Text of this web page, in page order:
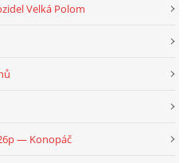
Velká Polom
— Konopáč